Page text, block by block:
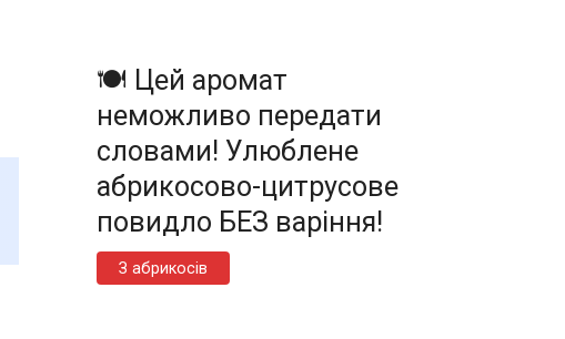
🍽️ Цей аромат
неможливо передати
словами! Улюблене
абрикосово-цитрусове
повидло БЕЗ варіння!
З абрикосів